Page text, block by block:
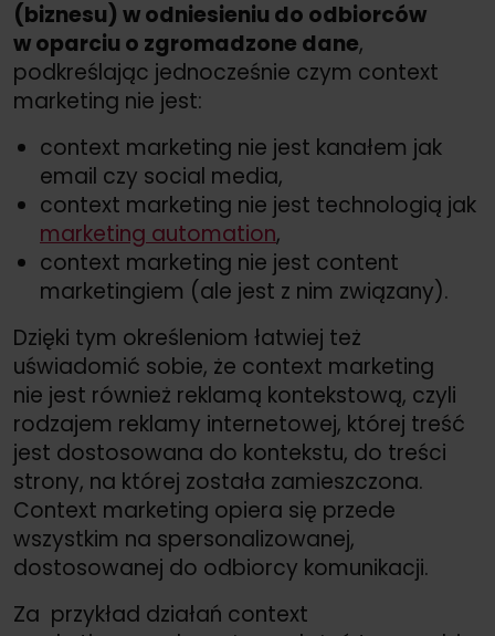
(biznesu) w odniesieniu do odbiorców
w oparciu o zgromadzone dane,
podkreślając jednocześnie czym context
marketing nie jest:
context marketing nie jest kanałem jak
email czy social media,
context marketing nie jest technologią jak
marketing automation,
context marketing nie jest content
marketingiem (ale jest z nim związany).
Dzięki tym określeniom łatwiej też
uświadomić sobie, że context marketing
nie jest również reklamą kontekstową, czyli
rodzajem reklamy internetowej, której treść
jest dostosowana do kontekstu, do treści
strony, na której została zamieszczona.
Context marketing opiera się przede
wszystkim na spersonalizowanej,
dostosowanej do odbiorcy komunikacji.
Za przykład działań context